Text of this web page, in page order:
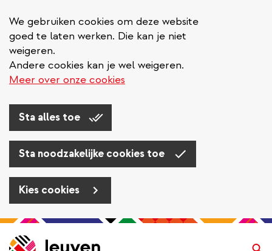
We gebruiken cookies om deze website
goed te laten werken. Die kan je niet
weigeren.
Andere cookies kan je wel weigeren.
Meer over onze cookies
Sta alles toe
Sta noodzakelijke cookies toe
Kies cookies
Overslaan
en